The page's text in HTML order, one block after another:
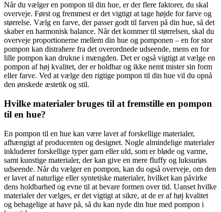
Når du vælger en pompon til din hue, er der flere faktorer, du skal
overveje. Først og fremmest er det vigtigt at tage højde for farve og
størrelse. Vælg en farve, der passer godt til farven på din hue, så det
skaber en harmonisk balance. Når det kommer til størrelsen, skal du
overveje proportionerne mellem din hue og pomponen – en for stor
pompon kan distrahere fra det overordnede udseende, mens en for
lille pompon kan drukne i mængden. Det er også vigtigt at vælge en
pompon af høj kvalitet, der er holdbar og ikke nemt mister sin form
eller farve. Ved at vælge den rigtige pompon til din hue vil du opnå
den ønskede æstetik og stil.
Hvilke materialer bruges til at fremstille en pompon
til en hue?
En pompon til en hue kan være lavet af forskellige materialer,
afhængigt af producenten og designet. Nogle almindelige materialer
inkluderer forskellige typer garn eller uld, som er bløde og varme,
samt kunstige materialer, der kan give en mere fluffy og luksuriøs
udseende. Når du vælger en pompon, kan du også overveje, om den
er lavet af naturlige eller syntetiske materialer, hvilket kan påvirke
dens holdbarhed og evne til at bevare formen over tid. Uanset hvilke
materialer der vælges, er det vigtigt at sikre, at de er af høj kvalitet
og behagelige at have på, så du kan nyde din hue med pompon i